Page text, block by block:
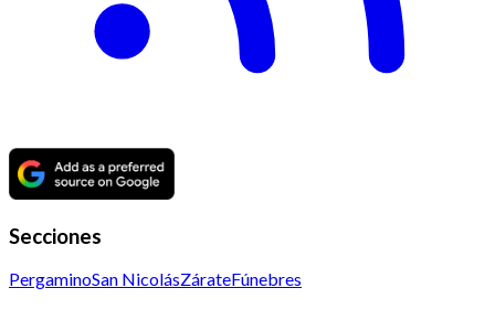
Secciones
PergaminoSan NicolásZárateFúnebres